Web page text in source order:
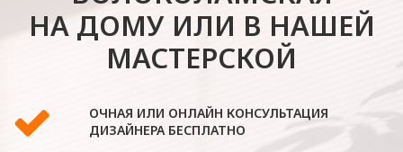
ОЧНАЯ ИЛИ ОНЛАЙН КОНСУЛЬТАЦИЯ
ДИЗАЙНЕРА БЕСПЛАТНО
ПРОФЕССИОНАЛЬНОЕ ОБОРУДОВАНИЕ ДЛЯ
ГРАЖДАНЕ РФ